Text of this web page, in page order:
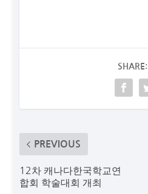
SHARE:
PREVIOUS
12차 캐나다한국학교연
합회 학술대회 개최